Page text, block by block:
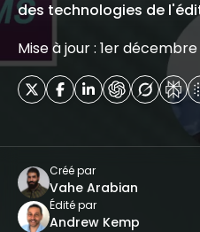
des technologies de
Mise à jour : 1er
Créé par
Vahe Arabian
Édité par
Andrew Kemp